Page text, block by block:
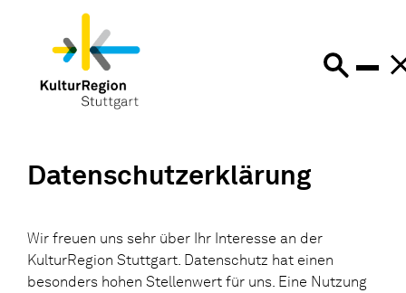
Datenschutzerklärung
Wir freuen uns sehr über Ihr Interesse an der
KulturRegion Stuttgart. Datenschutz hat einen
besonders hohen Stellenwert für uns. Eine Nutzung